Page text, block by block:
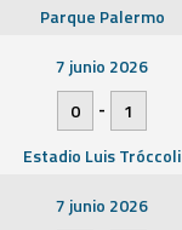
Parque Palermo
7 junio 2026
0
-
1
Estadio Luis Tróccoli
7 junio 2026